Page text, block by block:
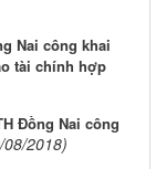
Nai công khai
tài chính hợp
Đồng Nai công
08/2018)